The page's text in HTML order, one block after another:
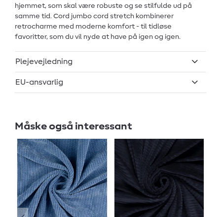
hjemmet, som skal være robuste og se stilfulde ud på
samme tid. Cord jumbo cord stretch kombinerer
retrocharme med moderne komfort - til tidløse
favoritter, som du vil nyde at have på igen og igen.
Plejevejledning
EU-ansvarlig
Måske også interessant